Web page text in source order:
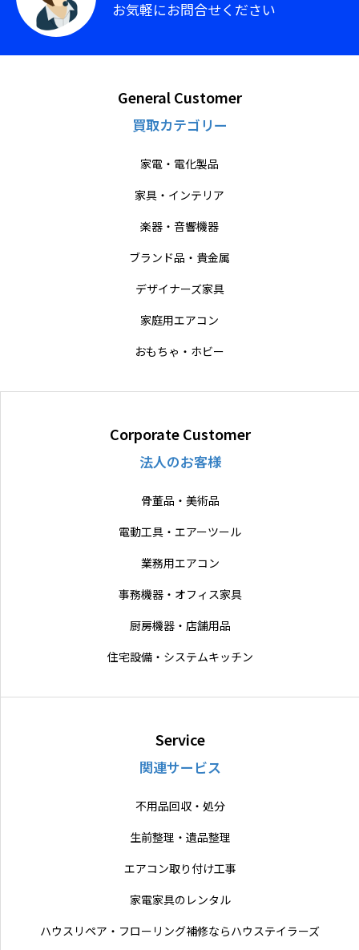
お気軽にお問合せください
General Customer
買取カテゴリー
家電・電化製品
家具・インテリア
楽器・音響機器
ブランド品・貴金属
デザイナーズ家具
家庭用エアコン
おもちゃ・ホビー
Corporate Customer
法人のお客様
骨董品・美術品
電動工具・エアーツール
業務用エアコン
事務機器・オフィス家具
厨房機器・店舗用品
住宅設備・システムキッチン
Service
関連サービス
不用品回収・処分
生前整理・遺品整理
エアコン取り付け工事
家電家具のレンタル
ハウスリペア・フローリング補修ならハウステイラーズ